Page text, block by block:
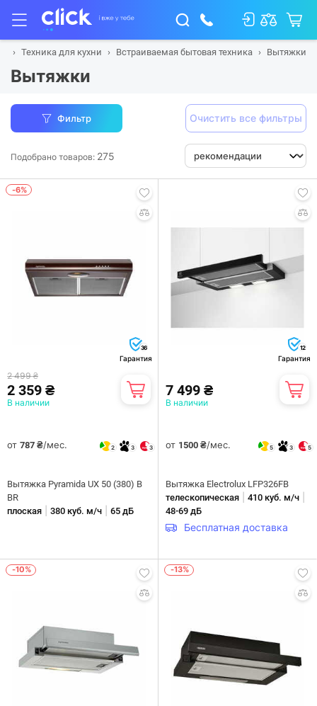
Техника для кухни Встраиваемая бытовая техника Вытяжки
Вытяжки
Фильтр Очистить все фильтры
Подобрано товаров: 275
-6%
36
Гарантия
2 499 ₴
2 359 ₴
В наличии
от 787 ₴/мес. 2 3 3
Вытяжка Pyramida UX 50 (380) B
BR
плоская
380 куб. м/ч 65 дБ
12
Гарантия
7 499 ₴
В наличии
от 1500 ₴/мес. 5 3 5
Вытяжка Electrolux LFP326FB
телескопическая
410 куб. м/ч
48-69 дБ
Бесплатная доставка
-10% -13%